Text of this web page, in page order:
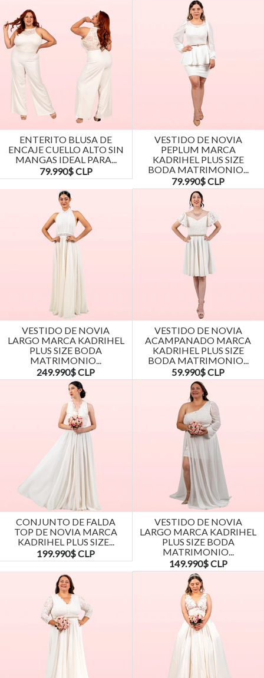
ENTERITO BLUSA DE
ENCAJE CUELLO ALTO SIN
MANGAS IDEAL PARA...
79.990$ CLP
VESTIDO DE NOVIA
PEPLUM MARCA
KADRIHEL PLUS SIZE
BODA MATRIMONIO...
79.990$ CLP
VESTIDO DE NOVIA
LARGO MARCA KADRIHEL
PLUS SIZE BODA
MATRIMONIO...
249.990$ CLP
VESTIDO DE NOVIA
ACAMPANADO MARCA
KADRIHEL PLUS SIZE
BODA MATRIMONIO...
59.990$ CLP
CONJUNTO DE FALDA
TOP DE NOVIA MARCA
KADRIHEL PLUS SIZE...
199.990$ CLP
VESTIDO DE NOVIA
LARGO MARCA KADRIHEL
PLUS SIZE BODA
MATRIMONIO...
149.990$ CLP